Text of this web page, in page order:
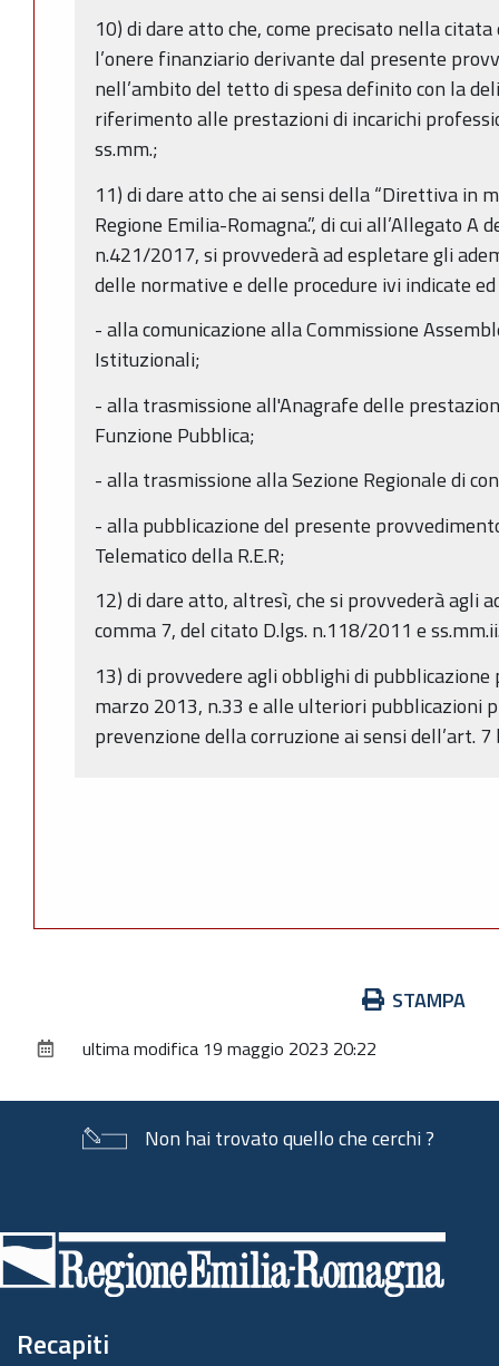
10) di dare atto che, come precisato nella
l’onere finanziario derivante dal presente
nell’ambito del tetto di spesa definito con la
riferimento alle prestazioni di incarichi
ss.mm.;
11) di dare atto che ai sensi della “Direttiva in
Regione Emilia-Romagna.”, di cui all’Allegato
n.421/2017, si provvederà ad espletare gli
delle normative e delle procedure ivi indicate
- alla comunicazione alla Commissione
Istituzionali;
- alla trasmissione all'Anagrafe delle
Funzione Pubblica;
- alla trasmissione alla Sezione Regionale di
- alla pubblicazione del presente
Telematico della R.E.R;
12) di dare atto, altresì, che si provvederà agli
comma 7, del citato D.lgs. n.118/2011 e
13) di provvedere agli obblighi di
marzo 2013, n.33 e alle ulteriori pubblicazioni
prevenzione della corruzione ai sensi dell’art.
documento
STAMPA
ultima modifica 19 maggio 2023 20:22
Non hai trovato quello che cerchi ?
di
pagina
Recapiti